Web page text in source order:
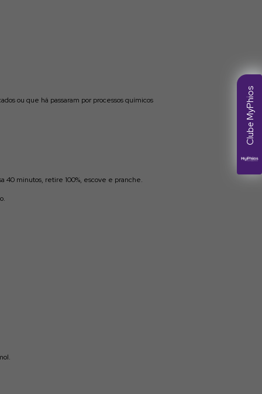
ou que há passaram por processos químicos
40 minutos, retire 100%, escove e pranche.
Clube MyPhios